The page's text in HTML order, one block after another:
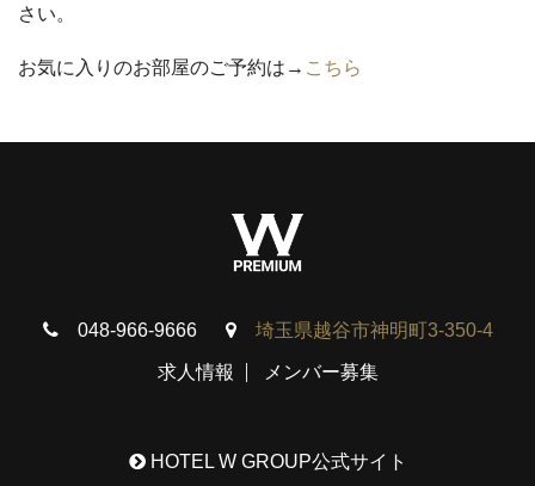
さい。
お気に入りのお部屋のご予約は→ こちら
048-966-9666 埼玉県越谷市神明町3-350-4
求人情報 メンバー募集
HOTEL W GROUP公式サイト